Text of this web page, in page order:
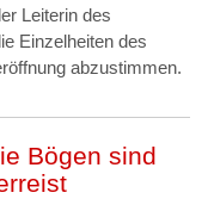
Leiterin des
Einzelheiten des
abzustimmen.
Bögen sind